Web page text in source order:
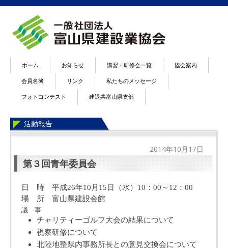
ホーム お知らせ 講習・研修会一覧 協会案内
会員名簿 リンク 私たちのメッセージ
フォトコンテスト 建退共富山県支部
活動報告
2014年10月17日
第３回青年委員会
日 時 平成26年10月 15 日（水） 10 ：00～ 12 ：00
場 所 富山県建設会館
議 事
チャリティーゴルフ大会の結果について
視察研修について
北陸地整県内事務所長との意見交換会について